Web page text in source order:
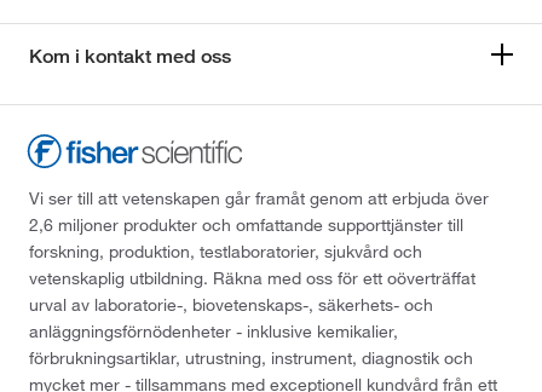
Kom i kontakt med oss
Vi ser till att vetenskapen går framåt genom att erbjuda över
2,6 miljoner produkter och omfattande supporttjänster till
forskning, produktion, testlaboratorier, sjukvård och
vetenskaplig utbildning. Räkna med oss för ett oöverträffat
urval av laboratorie-, biovetenskaps-, säkerhets- och
anläggningsförnödenheter - inklusive kemikalier,
förbrukningsartiklar, utrustning, instrument, diagnostik och
mycket mer - tillsammans med exceptionell kundvård från ett